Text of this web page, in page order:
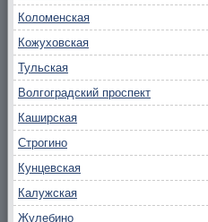
Коломенская
Кожуховская
Тульская
Волгоградский проспект
Каширская
Строгино
Кунцевская
Калужская
Жулебино